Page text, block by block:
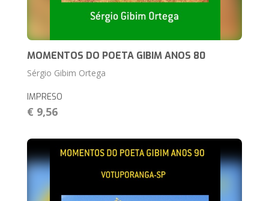
MOMENTOS DO POETA GIBIM ANOS 80
Sérgio Gibim Ortega
IMPRESO
€ 9,56